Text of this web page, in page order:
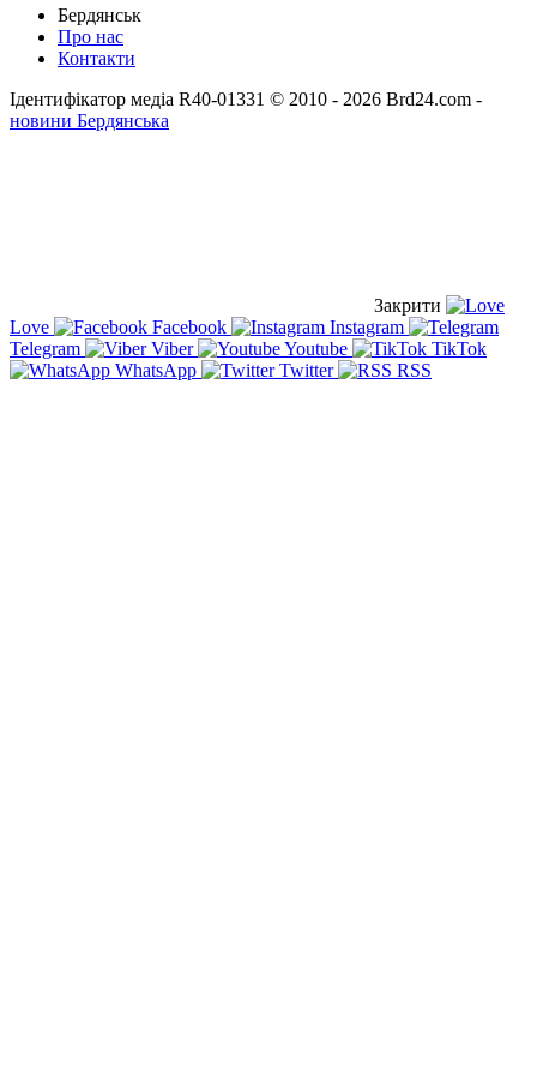
Бердянськ
Про нас
Контакти
Ідентифікатор медіа R40-01331 © 2010 - 2026 Brd24.com -
новини Бердянська
Закрити
Love
Facebook
Instagram
Telegram
Viber Youtube
TikTok
WhatsApp
Twitter RSS